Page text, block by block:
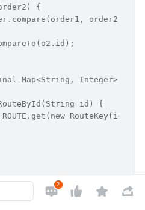
{
order2);
Map<String, Integer>
id) {
RouteKey(id,
2   